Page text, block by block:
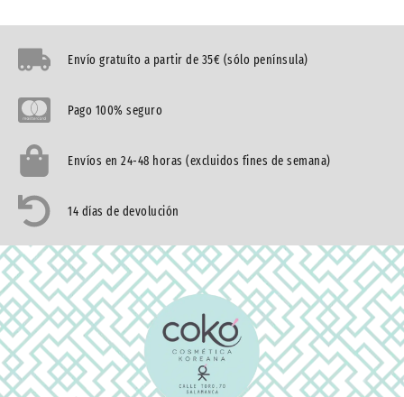
Envío gratuíto a partir de 35€ (sólo península)
Pago 100% seguro
Envíos en 24-48 horas (excluidos fines de semana)
14 días de devolución